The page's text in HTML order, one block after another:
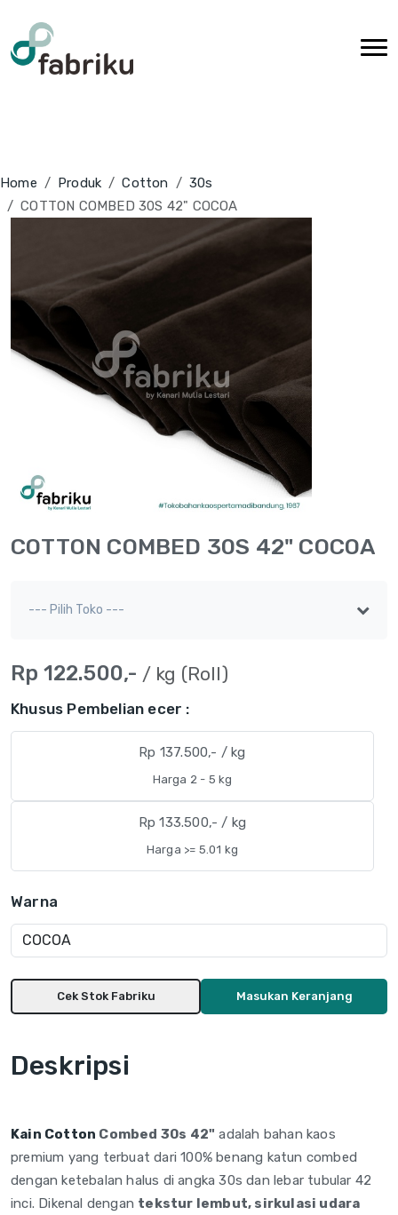
Home Produk Cotton
30s
COTTON COMBED 30S 42" COCOA
COTTON COMBED 30S 42" COCOA
Rp 122.500,- / kg (Roll)
Khusus Pembelian ecer :
Rp 137.500,- / kg
Harga 2 - 5 kg
Rp 133.500,- / kg
Harga >= 5.01 kg
Warna
Cek Stok Fabriku Masukan Keranjang
Deskripsi
Kain Cotton Combed 30s 42" adalah bahan kaos
premium yang terbuat dari100% benang katun combed
denganketebalan halus di angka 30s danlebar tubular 42
inci. Dikenal dengan tekstur lembut, sirkulasi udara